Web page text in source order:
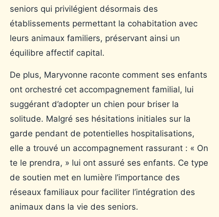
seniors qui privilégient désormais des
établissements permettant la cohabitation avec
leurs animaux familiers, préservant ainsi un
équilibre affectif capital.
De plus, Maryvonne raconte comment ses enfants
ont orchestré cet accompagnement familial, lui
suggérant d’adopter un chien pour briser la
solitude. Malgré ses hésitations initiales sur la
garde pendant de potentielles hospitalisations,
elle a trouvé un accompagnement rassurant : « On
te le prendra, » lui ont assuré ses enfants. Ce type
de soutien met en lumière l’importance des
réseaux familiaux pour faciliter l’intégration des
animaux dans la vie des seniors.